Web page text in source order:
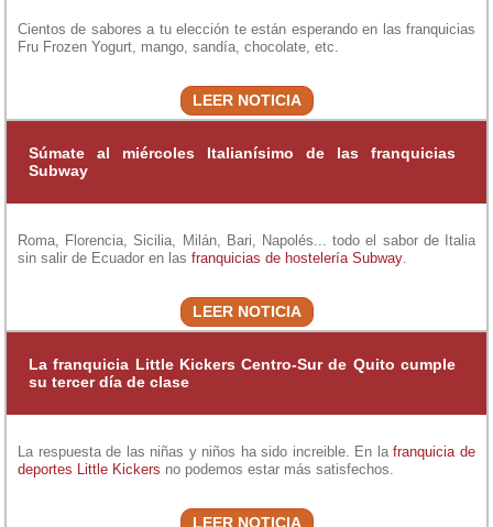
Cientos de sabores a tu elección te están esperando en las franquicias
Fru Frozen Yogurt, mango, sandía, chocolate, etc.
LEER NOTICIA
Súmate al miércoles Italianísimo de las franquicias
Subway
Roma, Florencia, Sicilia, Milán, Bari, Napolés... todo el sabor de Italia
sin salir de Ecuador en las franquicias de hostelería Subway.
LEER NOTICIA
La franquicia Little Kickers Centro-Sur de Quito cumple
su tercer día de clase
La respuesta de las niñas y niños ha sido increible. En la franquicia de
deportes Little Kickers no podemos estar más satisfechos.
LEER NOTICIA